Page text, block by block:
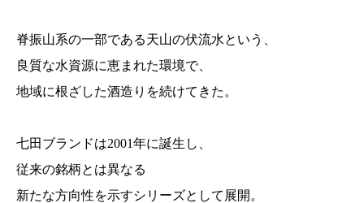
脊振山系の一部である天山の伏流水という、
良質な水資源に恵まれた環境で、
地域に根ざした酒造りを続けてきた。
七田ブランドは2001年に誕生し、
従来の銘柄とは異なる
新たな方向性を示すシリーズとして展開。